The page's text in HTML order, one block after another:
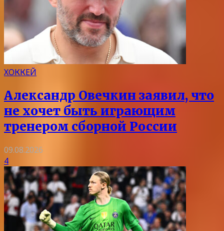
ХОККЕЙ
Александр Овечкин заявил, что
не хочет быть играющим
тренером сборной России
09.08.2026
4